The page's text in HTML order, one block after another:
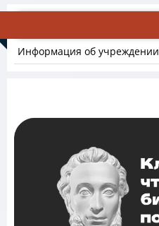
Информация об учреждении